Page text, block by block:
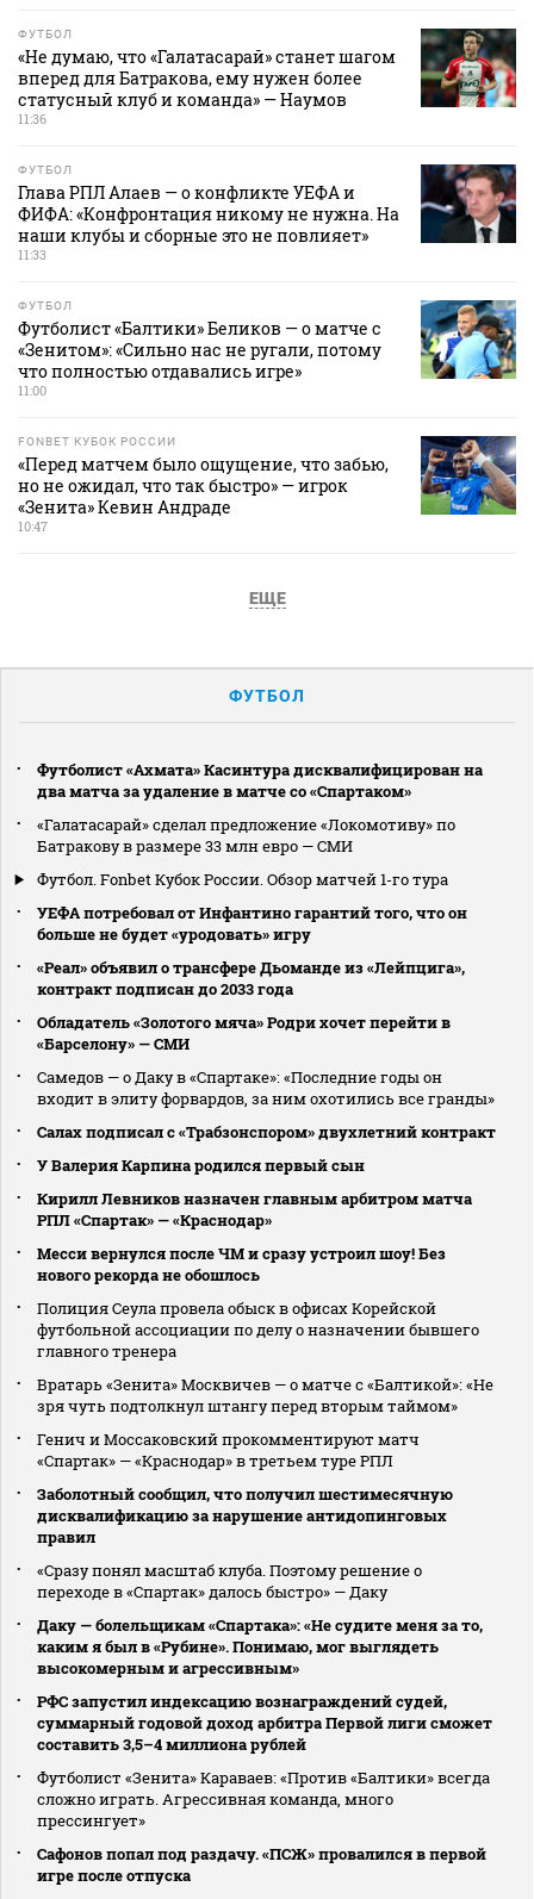
ФУТБОЛ
«Не думаю, что «Галатасарай» станет шагом
вперед для Батракова, ему нужен более
статусный клуб и команда» — Наумов
11:36
ФУТБОЛ
Глава РПЛ Алаев — о конфликте УЕФА и
ФИФА: «Конфронтация никому не нужна. На
наши клубы и сборные это не повлияет»
11:33
ФУТБОЛ
Футболист «Балтики» Беликов — о матче с
«Зенитом»: «Сильно нас не ругали, потому
что полностью отдавались игре»
11:00
FONBET КУБОК РОССИИ
«Перед матчем было ощущение, что забью,
но не ожидал, что так быстро» — игрок
«Зенита» Кевин Андраде
10:47
ЕЩЕ
ФУТБОЛ
Футболист «Ахмата» Касинтура дисквалифицирован на
два матча за удаление в матче со «Спартаком»
«Галатасарай» сделал предложение «Локомотиву» по
Батракову в размере 33 млн евро — СМИ
Футбол. Fonbet Кубок России. Обзор матчей 1-го тура
УЕФА потребовал от Инфантино гарантий того, что он
больше не будет «уродовать» игру
«Реал» объявил о трансфере Дьоманде из «Лейпцига»,
контракт подписан до 2033 года
Обладатель «Золотого мяча» Родри хочет перейти в
«Барселону» — СМИ
Самедов — о Даку в «Спартаке»: «Последние годы он
входит в элиту форвардов, за ним охотились все гранды»
Салах подписал с «Трабзонспором» двухлетний контракт
У Валерия Карпина родился первый сын
Кирилл Левников назначен главным арбитром матча
РПЛ «Спартак» — «Краснодар»
Месси вернулся после ЧМ и сразу устроил шоу! Без
нового рекорда не обошлось
Полиция Сеула провела обыск в офисах Корейской
футбольной ассоциации по делу о назначении бывшего
главного тренера
Вратарь «Зенита» Москвичев — о матче с «Балтикой»: «Не
зря чуть подтолкнул штангу перед вторым таймом»
Генич и Моссаковский прокомментируют матч
«Спартак» — «Краснодар» в третьем туре РПЛ
Заболотный сообщил, что получил шестимесячную
дисквалификацию за нарушение антидопинговых
правил
«Сразу понял масштаб клуба. Поэтому решение о
переходе в «Спартак» далось быстро» — Даку
Даку — болельщикам «Спартака»: «Не судите меня за то,
каким я был в «Рубине». Понимаю, мог выглядеть
высокомерным и агрессивным»
РФС запустил индексацию вознаграждений судей,
суммарный годовой доход арбитра Первой лиги сможет
составить 3,5–4 миллиона рублей
Футболист «Зенита» Караваев: «Против «Балтики» всегда
сложно играть. Агрессивная команда, много
прессингует»
Сафонов попал под раздачу. «ПСЖ» провалился в первой
игре после отпуска